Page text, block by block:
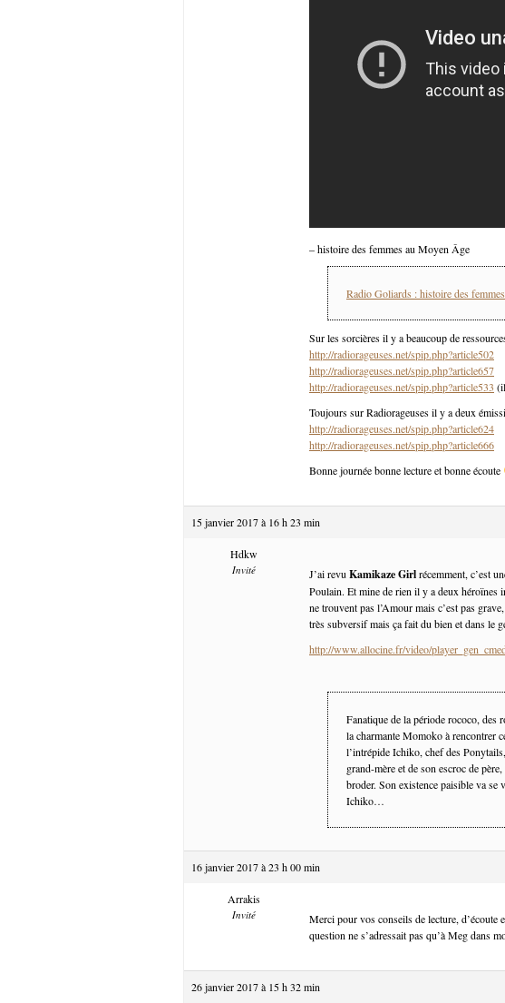
– histoire des femmes au Moyen Âge
Radio Goliards : histoire des
Sur les sorcières il y a beaucoup de
http://radiorageuses.net/spip.php?article502
http://radiorageuses.net/spip.php?article657
http://radiorageuses.net/spip.php?article533
Toujours sur Radiorageuses il y a deux
http://radiorageuses.net/spip.php?article624
http://radiorageuses.net/spip.php?article666
Bonne journée bonne lecture et bonne écoute
15 janvier 2017 à 16 h 23 min
Hdkw
Invité J’ai revu Kamikaze Girlrécemment, c’est
Poulain. Et mine de rien il y a deux héroïnes
ne trouvent pas l’Amour mais c’est pas
très subversif mais ça fait du bien et dans le
http://www.allocine.fr/video/
Fanatique de la période rococo, des
la charmante Momoko à rencontrer
l’intrépide Ichiko, chef des
grand-mère et de son escroc de
broder. Son existence paisible va
Ichiko…
16 janvier 2017 à 23 h 00 min
Arrakis
Invité
Merci pour vos conseils de lecture, d’écoute
question ne s’adressait pas qu’à Meg dans
26 janvier 2017 à 15 h 32 min